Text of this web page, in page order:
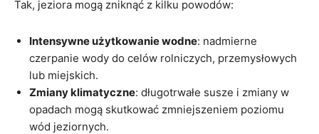
Tak, jeziora mogą zniknąć z kilku powodów:
Intensywne użytkowanie wodne: nadmierne
czerpanie wody do celów rolniczych, przemysłowych
lub miejskich.
Zmiany klimatyczne: długotrwałe susze i zmiany w
opadach mogą skutkować zmniejszeniem poziomu
wód jeziornych.